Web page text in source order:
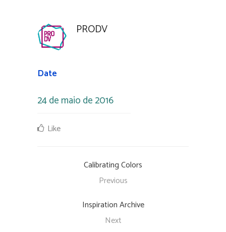
PRODV
Date
24 de maio de 2016
Like
Calibrating Colors
Previous
Inspiration Archive
Next